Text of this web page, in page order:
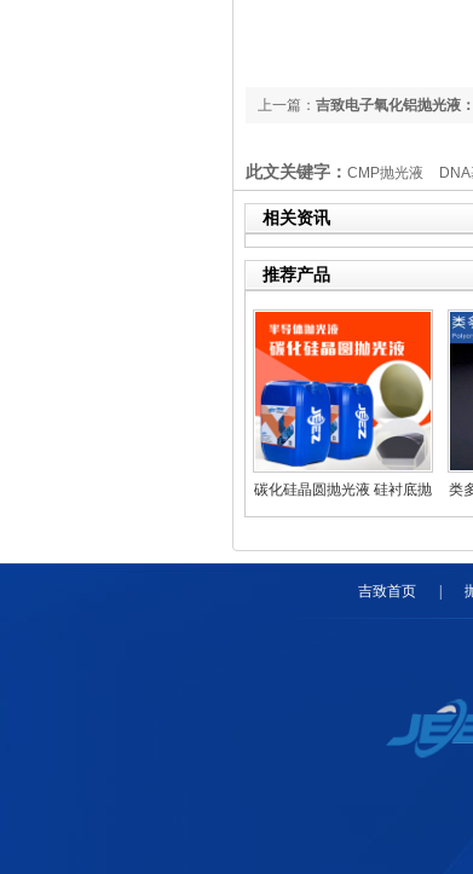
上一篇： 吉致电子氧化铝抛光液
此文关键字： CMP抛光液
研磨抛光液（slurry） 无划伤基
相关资讯
推荐产品
碳化硅晶圆抛光液 硅衬底抛
类
吉致首页